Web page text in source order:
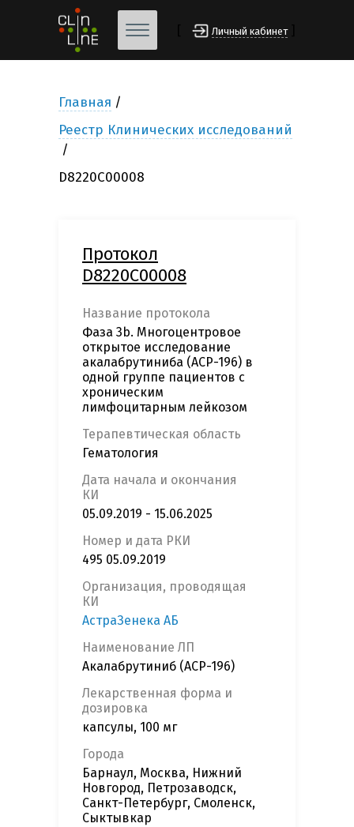
Личный кабинет
Главная
Реестр Клинических исследований
D8220C00008
Протокол
D8220C00008
Название протокола
Фаза 3b. Многоцентровое
открытое исследование
акалабрутиниба (ACP-196) в
одной группе пациентов с
хроническим
лимфоцитарным лейкозом
Терапевтическая область
Гематология
Дата начала и окончания
КИ
05.09.2019 - 15.06.2025
Номер и дата РКИ
495 05.09.2019
Организация, проводящая
КИ
АстраЗенека АБ
Наименование ЛП
Акалабрутиниб (ACP-196)
Лекарственная форма и
дозировка
капсулы, 100 мг
Города
Барнаул, Москва, Нижний
Новгород, Петрозаводск,
Санкт-Петербург, Смоленск,
Сыктывкар